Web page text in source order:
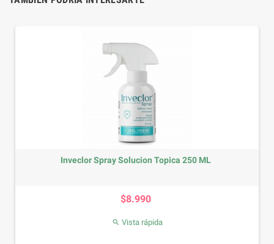
Inveclor Spray Solucion Topica 250 ML
$8.990
Vista rápida